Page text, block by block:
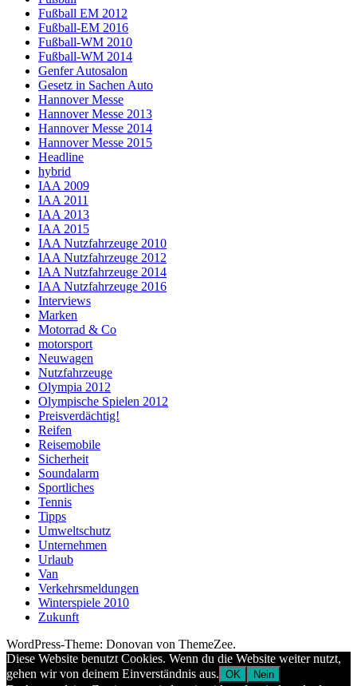
Fußball EM 2012
Fußball-EM 2016
Fußball-WM 2010
Fußball-WM 2014
Genfer Autosalon
Gesetz in Sachen Auto
Hannover Messe
Hannover Messe 2013
Hannover Messe 2014
Hannover Messe 2015
Headline
hybrid
IAA 2009
IAA 2011
IAA 2013
IAA 2015
IAA Nutzfahrzeuge 2010
IAA Nutzfahrzeuge 2012
IAA Nutzfahrzeuge 2014
IAA Nutzfahrzeuge 2016
Interviews
Marken
Motorrad & Co
motorsport
Neuwagen
Nutzfahrzeuge
Olympia 2012
Olympische Spielen 2012
Preisverdächtig!
Reifen
Reisemobile
Sicherheit
Soundalarm
Sportliches
Tennis
Tipps
Umweltschutz
Unternehmen
Urlaub
Van
Verkehrsmeldungen
Winterspiele 2010
Zukunft
WordPress-Theme: Donovan von ThemeZee.
Diese Website benutzt Cookies. Wenn du die Website weiter nutzt,
gehen wir von deinem Einverständnis aus. OK Nein